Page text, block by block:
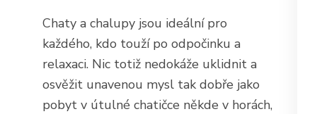
Chaty a chalupy jsou ideální pro
každého, kdo touží po odpočinku a
relaxaci. Nic totiž nedokáže uklidnit a
osvěžit unavenou mysl tak dobře jako
pobyt v útulné chatičce někde v horách,